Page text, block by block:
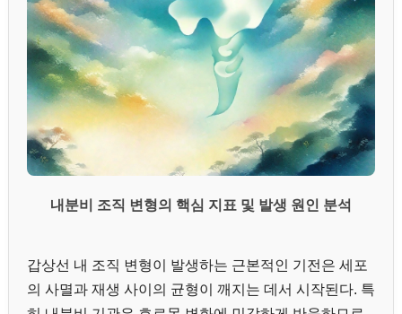
내분비 조직 변형의 핵심 지표 및 발생 원인 분석
갑상선 내 조직 변형이 발생하는 근본적인 기전은 세포
의 사멸과 재생 사이의 균형이 깨지는 데서 시작된다. 특